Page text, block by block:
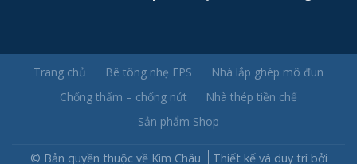
Trang chủ Bê tông nhẹ EPS
Nhà lắp ghép mô đun
Chống thấm – chống nứt
Nhà thép tiền chế
Sản phẩm Shop
© Bản quyền thuộc về Kim Châu Thiết kế và duy trì bởi